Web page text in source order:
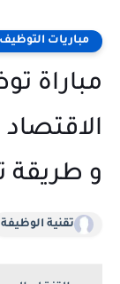
مباريات التوظيف
و طريقة
تقنية الوظيفة